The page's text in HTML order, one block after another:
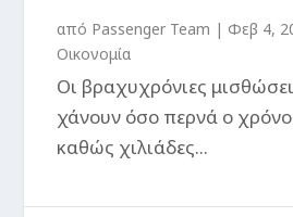
από Passenger Team | Φεβ 4,
Οικονομία
Oι βραχυχρόνιες
χάνουν όσο περνά ο
καθώς χιλιάδες...